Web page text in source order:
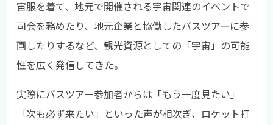
宙服を着て、地元で開催される宇宙関連のイベントで
司会を務めたり、地元企業と協働したバスツアーに参
画したりするなど、観光資源としての「宇宙」の可能
性を広く発信してきた。
実際にバスツアー参加者からは「もう一度見たい」
「次も必ず来たい」といった声が相次ぎ、ロケット打